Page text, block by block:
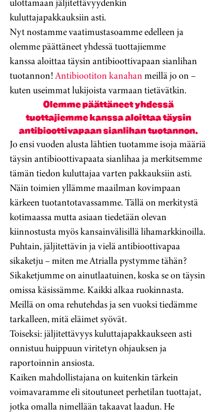
ulottamaan jäljitettävyydenkin
kuluttajapakkauksiin asti.
Nyt nostamme vaatimustasoamme edelleen ja
olemme päättäneet yhdessä tuottajiemme
kanssa aloittaa täysin antibioottivapaan sianlihan
tuotannon!Antibiootiton kanahanmeillä jo on –
kuten useimmat lukijoista varmaan tietävätkin.
Olemme päättäneet yhdessä
tuottajiemme kanssa aloittaa täysin
antibioottivapaan sianlihan tuotannon.
Jo ensi vuoden alusta lähtien tuotamme isoja määriä
täysin antibioottivapaata sianlihaa ja merkitsemme
tämän tiedon kuluttajaa varten pakkauksiin asti.
Näin toimien yllämme maailman kovimpaan
kärkeen tuotantotavassamme. Tällä on merkitystä
kotimaassa mutta asiaan tiedetään olevan
kiinnostusta myös kansainvälisillä lihamarkkinoilla.
Puhtain, jäljitettävin ja vielä antibioottivapaa
sikaketju – miten me Atrialla pystymme tähän?
Sikaketjumme on ainutlaatuinen, koska se on täysin
omissa käsissämme. Kaikki alkaa ruokinnasta.
Meillä on oma rehutehdas ja sen vuoksi tiedämme
tarkalleen, mitä eläimet syövät.
Toiseksi: jäljitettävyys kuluttajapakkaukseen asti
onnistuu huippuun viritetyn ohjauksen ja
raportoinnin ansiosta.
Kaiken mahdollistajana on kuitenkin tärkein
voimavaramme eli sitoutuneet perhetilan tuottajat,
jotka omalla nimellään takaavat laadun. He